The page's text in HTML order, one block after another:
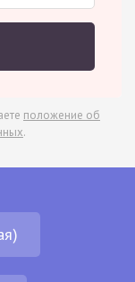
положение об
.